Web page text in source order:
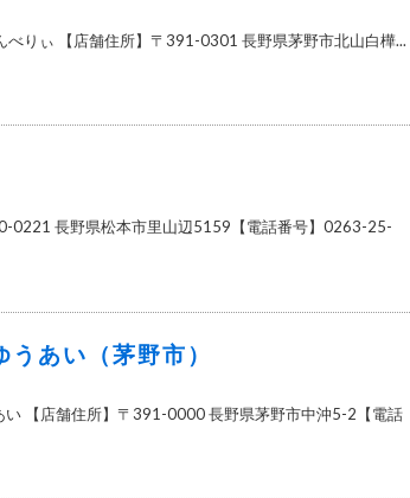
べりぃ 【店舗住所】〒391-0301 長野県茅野市北山白樺...
0221 長野県松本市里山辺5159【電話番号】0263-25-
あい（茅野市）
【店舗住所】〒391-0000 長野県茅野市中沖5-2【電話